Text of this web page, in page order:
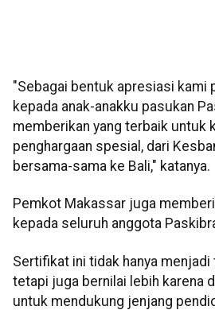
"Sebagai bentuk apresiasi kami
kepada anak-anakku pasukan
memberikan yang terbaik untuk
penghargaan spesial, dari
bersama-sama ke Bali," katanya.
Pemkot Makassar juga
kepada seluruh anggota
Sertifikat ini tidak hanya menjadi
tetapi juga bernilai lebih karena
untuk mendukung jenjang